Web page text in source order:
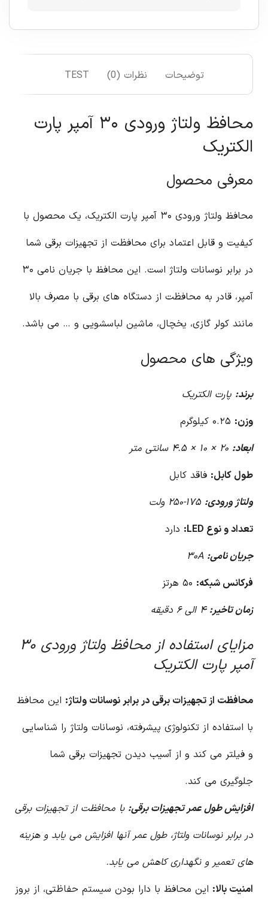
توضیحات نظرات (0) TEST
محافظ ولتاژ ورودی ۳۰ آمپر پارت
الکتریک
معرفی محصول
محافظ ولتاژ ورودی ۳۰ آمپر پارت الکتریک، یک محصول با
کیفیت و قابل اعتماد برای محافظت از تجهیزات برقی شما
در برابر نوسانات ولتاژ است. این محافظ با جریان نامی ۳۰
آمپر، قادر به محافظت از دستگاه های برقی با مصرف بالا
مانند کولر گازی، یخچال، ماشین لباسشویی و … می باشد.
ویژگی های محصول
برند: پارت الکتریک
وزن:
ابعاد:
طول کابل: فاقد کابل
ولتاژ ورودی:
تعداد و نوع LED:
دارد
جریان نامی: ۳۰A
فرکانس شبکه:
زمان تاخیر:۴ الی ۶ دقیقه
مزایای استفاده از محافظ ولتاژ ورودی ۳۰
آمپر پارت الکتریک
محافظت از تجهیزات برقی در برابر نوسانات ولتاژ: این محافظ
با استفاده از تکنولوژی پیشرفته، نوسانات ولتاژ را شناسایی
و فیلتر می کند و از آسیب دیدن تجهیزات برقی شما
جلوگیری می کند.
افزایش طول عمر تجهیزات برقی: با محافظت از تجهیزات برقی
در برابر نوسانات ولتاژ، طول عمر آنها افزایش می یابد و هزینه
های تعمیر و نگهداری کاهش می یابد.
امنیت بالا: این محافظ با دارا بودن سیستم حفاظتی، از بروز